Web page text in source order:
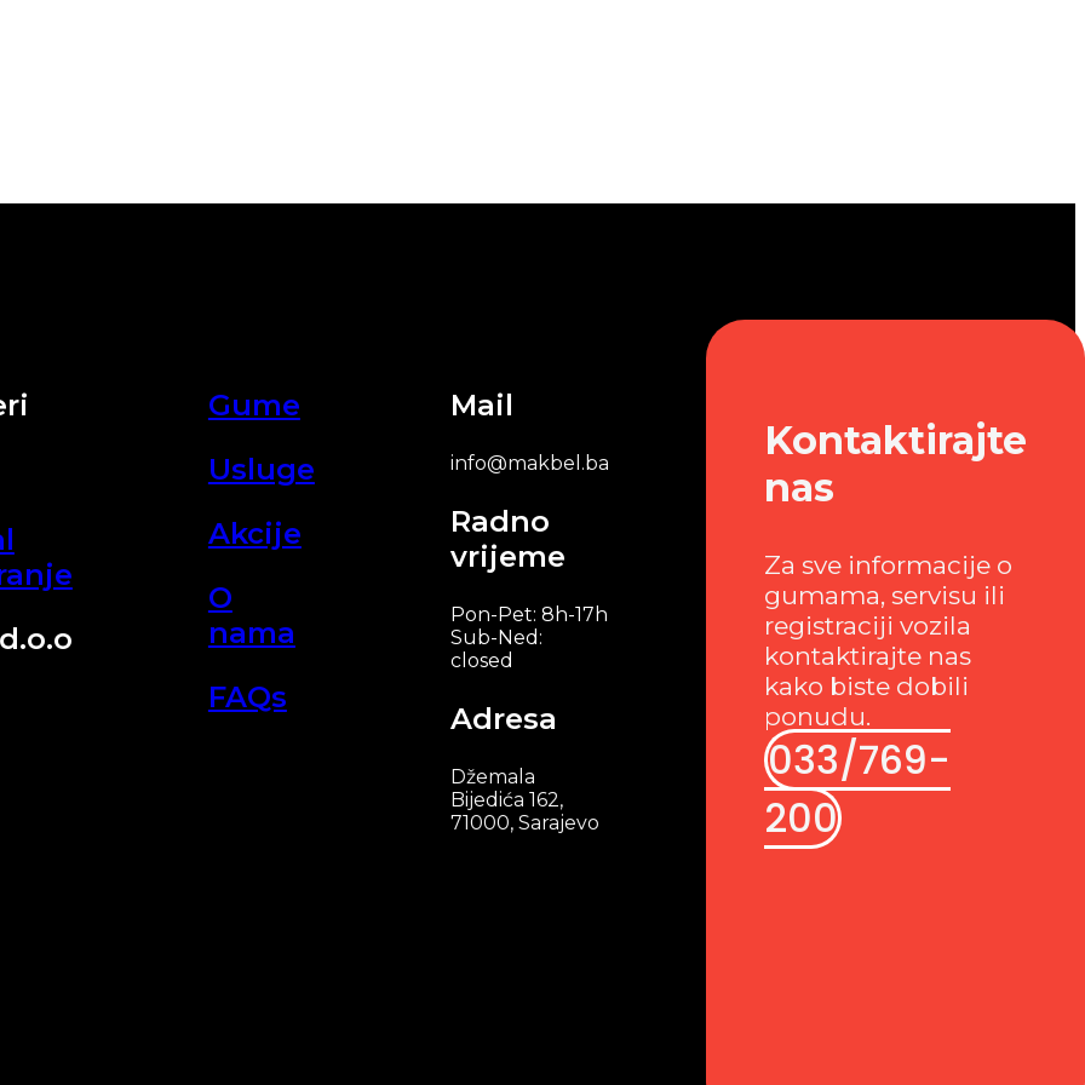
Gume
Usluge
Akcije
O
nama
FAQs
Mail
info@makbel.ba
Radno
vrijeme
Pon-Pet: 8h-17h
Sub-Ned:
closed
Adresa
Džemala
Bijedića 162,
71000, Sarajevo
Kontaktirajte
nas
Za sve informacije o
gumama, servisu ili
registraciji vozila
kontaktirajte nas
kako biste dobili
ponudu.
033/769-
200